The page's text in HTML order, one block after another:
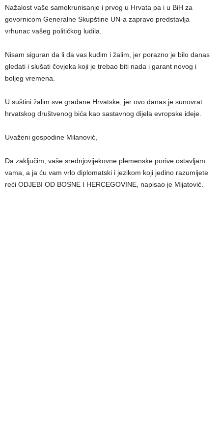
Nažalost vaše samokrunisanje i prvog u Hrvata pa i u BiH za
govornicom Generalne Skupštine UN-a zapravo predstavlja
vrhunac vašeg političkog ludila.
Nisam siguran da li da vas kudim i žalim, jer porazno je bilo danas
gledati i slušati čovjeka koji je trebao biti nada i garant novog i
boljeg vremena.
U suštini žalim sve građane Hrvatske, jer ovo danas je sunovrat
hrvatskog društvenog bića kao sastavnog dijela evropske ideje.
Uvaženi gospodine Milanović,
Da zaključim, vaše srednjovijekovne plemenske porive ostavljam
vama, a ja ću vam vrlo diplomatski i jezikom koji jedino razumijete
reći ODJEBI OD BOSNE I HERCEGOVINE, napisao je Mijatović.